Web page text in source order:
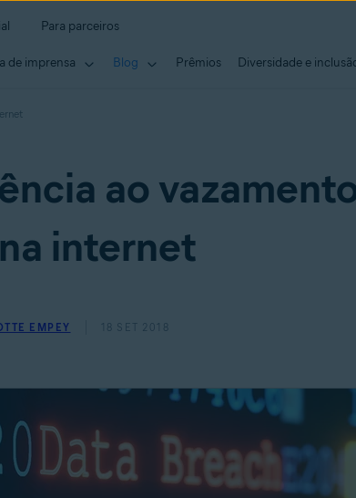
Para parceiros
de imprensa Blog Prêmios Diversidade e
ao
internet
EMPEY 18 SET 2018